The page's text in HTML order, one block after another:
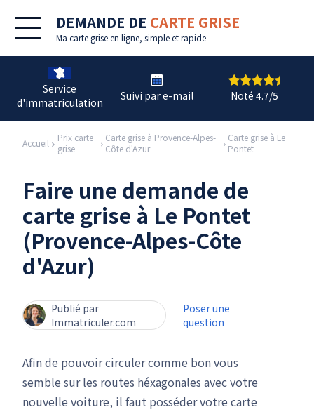
DEMANDE DE CARTE GRISE
Ma carte grise en ligne, simple et rapide
Service
d'immatriculation
Suivi par e-mail Noté 4.7/5
Accueil
Prix carte
grise
Carte grise à Provence-Alpes-
Côte d'Azur
Carte grise à Le
Pontet
Faire une demande de
carte grise à Le Pontet
(Provence-Alpes-Côte
d'Azur)
Publié par
Immatriculer.com
Poser une
question
Afin de pouvoir circuler comme bon vous
semble sur les routes héxagonales avec votre
nouvelle voiture, il faut posséder votre carte